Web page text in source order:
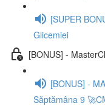
[SUPER
Glicemiei
[BONUS] -
[BONUS] -
Săptămâna 9